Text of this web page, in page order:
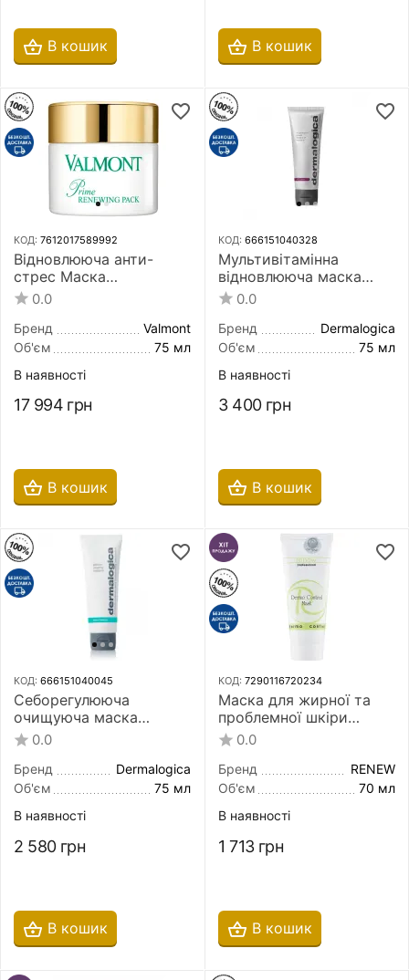
В кошик В кошик
КОД: 7612017589992
Відновлююча анти-
стрес Маска
Попелюшки для
обличчя Valmont Prime
Renewing Pack 75 мл
0.0
Бренд
Valmont
Об'єм
75 мл
В наявності
17 994 грн
В кошик
КОД: 666151040328
Мультивітамінна
відновлююча маска
Dermalogica Multivitamin
Power Recovery Masque
75 мл
0.0
Бренд
Dermalogica
Об'єм
75 мл
В наявності
3 400 грн
В кошик
КОД: 666151040045
Себорегулююча
очищуюча маска
Dermalogica Sebum
Clearing Masque 75 мл
0.0
Бренд
Dermalogica
Об'єм
75 мл
В наявності
2 580 грн
В кошик
КОД: 7290116720234
Маска для жирної та
проблемної шкіри
обличчя Renew Dermo
Control Mask 70 мл
0.0
Бренд
RENEW
Об'єм
70 мл
В наявності
1 713 грн
В кошик